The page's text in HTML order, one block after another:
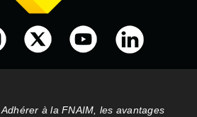
Adhérer à la FNAIM, les avantages